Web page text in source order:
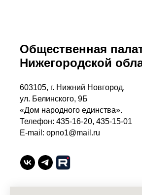
Общественная
Нижегородской
603105, г. Нижний Новгород,
ул. Белинского, 9Б
«Дом народного единства».
Телефон: 435-16-20, 435-15-01
E-mail: opno1@mail.ru